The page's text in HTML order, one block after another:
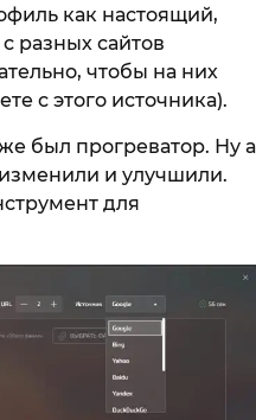
как настоящий,
разных сайтов
чтобы на них
с этого источника).
был прогреватор. Ну а
и улучшили.
для